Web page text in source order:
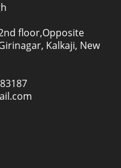
floor,Opposite
Kalkaji, New